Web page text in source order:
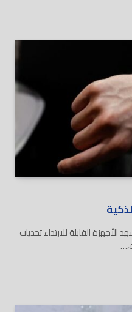
القابلة للارتداء تحديات